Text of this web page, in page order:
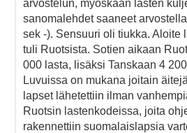
arvostelun, myöskään lasten
sanomalehdet saaneet
sek -). Sensuuri oli tiukka. Aloite
tuli Ruotsista. Sotien aikaan
000 lasta, lisäksi Tanskaan 4
Luvuissa on mukana joitain
lapset lähetettiin ilman
Ruotsin lastenkodeissa, joita
rakennettiin suomalaislapsia